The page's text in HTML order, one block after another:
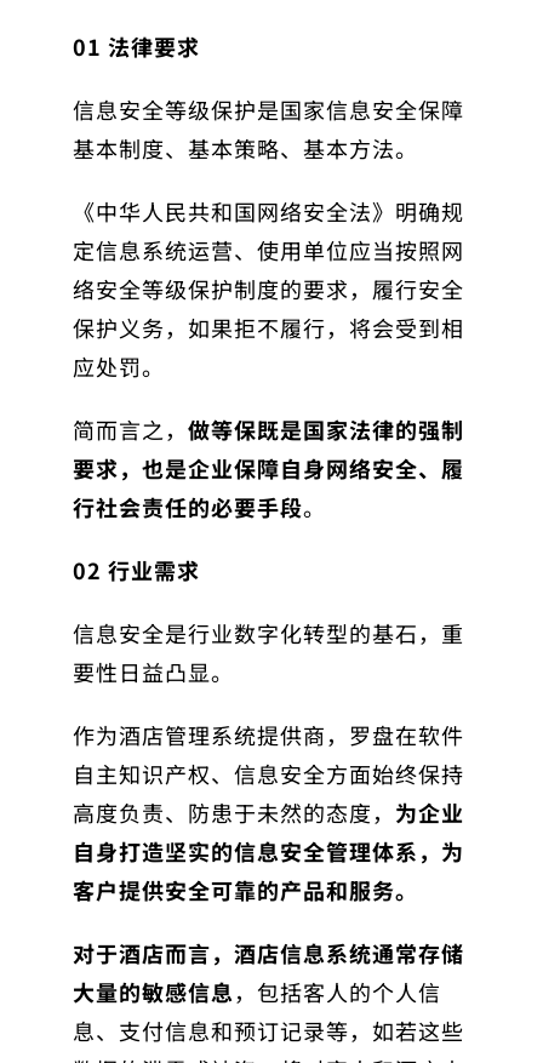
01 法律要求
信息安全等级保护是国家信息安全保障
基本制度、基本策略、基本方法。
《中华人民共和国网络安全法》明确规
定信息系统运营、使用单位应当按照网
络安全等级保护制度的要求，履行安全
保护义务，如果拒不履行，将会受到相
应处罚。
简而言之， 做等保既是国家法律的强制
要求，也是企业保障自身网络安全、履
行社会责任的必要手段。
02 行业需求
信息安全是行业数字化转型的基石，重
要性日益凸显。
作为酒店管理系统提供商，罗盘在软件
自主知识产权、信息安全方面始终保持
高度负责、防患于未然的态度， 为企业
自身打造坚实的信息安全管理体系，为
客户提供安全可靠的产品和服务。
对于酒店而言，酒店信息系统通常存储
大量的敏感信息，包括客人的个人信
息、支付信息和预订记录等，如若这些